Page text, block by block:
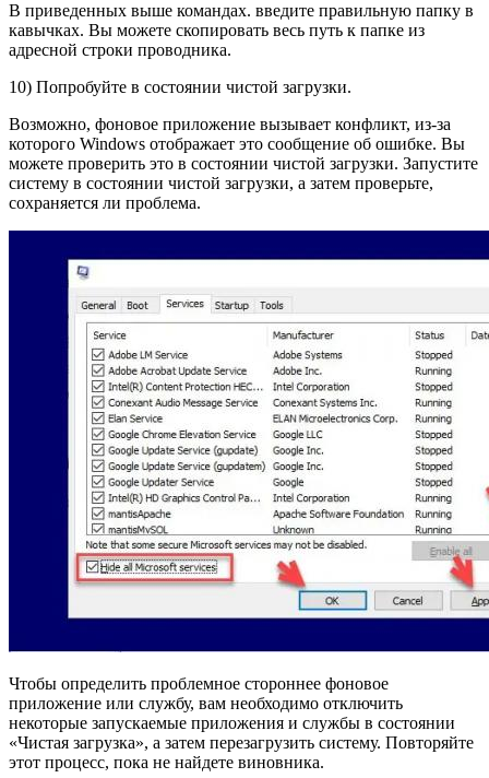
В приведенных выше командах. введите правильную папку в
кавычках. Вы можете скопировать весь путь к папке из
адресной строки проводника.
10) Попробуйте в состоянии чистой загрузки.
Возможно, фоновое приложение вызывает конфликт, из-за
которого Windows отображает это сообщение об ошибке. Вы
можете проверить это в состоянии чистой загрузки. Запустите
систему в состоянии чистой загрузки, а затем проверьте,
сохраняется ли проблема.
Чтобы определить проблемное стороннее фоновое
приложение или службу, вам необходимо отключить
некоторые запускаемые приложения и службы в состоянии
«Чистая загрузка», а затем перезагрузить систему. Повторяйте
этот процесс, пока не найдете виновника.